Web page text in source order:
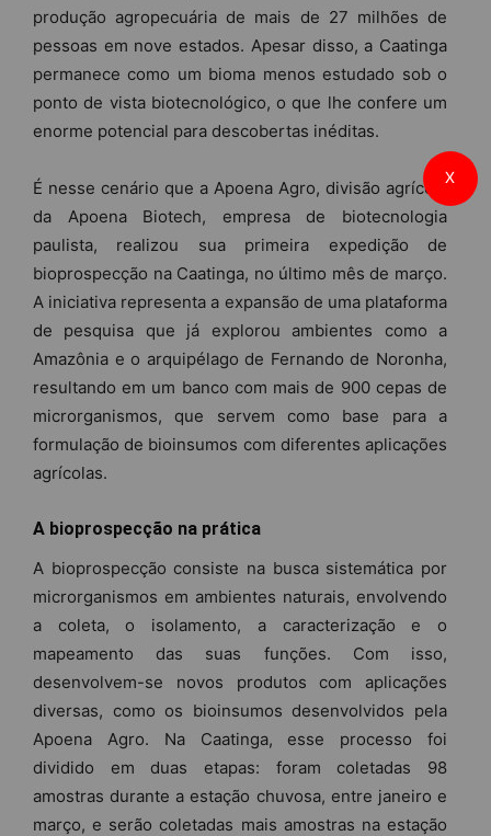
produção agropecuária de mais de 27 milhões de
pessoas em nove estados. Apesar disso, a Caatinga
permanece como um bioma menos estudado sob o
ponto de vista biotecnológico, o que lhe confere um
enorme potencial para descobertas inéditas.
É nesse cenário que a Apoena Agro, divisão agrícola
da Apoena Biotech, empresa de biotecnologia
paulista, realizou sua primeira expedição de
bioprospecção na Caatinga, no último mês de março.
A iniciativa representa a expansão de uma plataforma
de pesquisa que já explorou ambientes como a
Amazônia e o arquipélago de Fernando de Noronha,
resultando em um banco com mais de 900 cepas de
microrganismos, que servem como base para a
formulação de bioinsumos com diferentes aplicações
agrícolas.
A bioprospecção na prática
A bioprospecção consiste na busca sistemática por
microrganismos em ambientes naturais, envolvendo
a coleta, o isolamento, a caracterização e o
mapeamento das suas funções. Com isso,
desenvolvem-se novos produtos com aplicações
diversas, como os bioinsumos desenvolvidos pela
Apoena Agro. Na Caatinga, esse processo foi
dividido em duas etapas: foram coletadas 98
amostras durante a estação chuvosa, entre janeiro e
março, e serão coletadas mais amostras na estação
X